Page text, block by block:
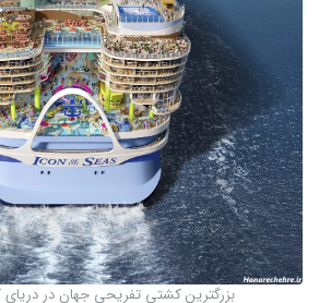
بزرگترین کشتی تفریحی جهان در